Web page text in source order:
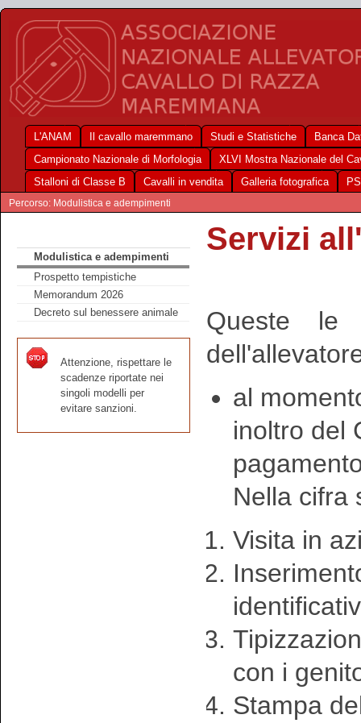
L'ANAM Il cavallo maremmano Studi e Statistiche
Banca
Campionato Nazionale di Morfologia
XLVI Mostra Nazionale del
Stalloni di Classe B
Cavalli in vendita Galleria fotografica
Percorso: Modulistica e adempimenti
Modulistica e adempimenti
Prospetto tempistiche
Memorandum 2026
Decreto sul benessere animale
Attenzione, rispettare le
scadenze riportate nei
singoli modelli per
evitare sanzioni.
Servizi
Queste le
al
inoltro del
Nella cifra
Visita in
con i
Stampa